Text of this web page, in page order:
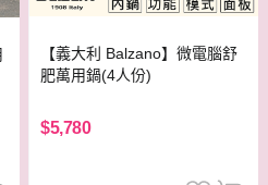
【義大利 Balzano】微電腦舒
肥萬用鍋(4人份)
$5,780